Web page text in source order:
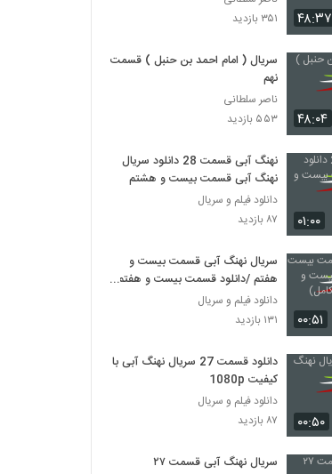
۴۸:۳۷
۳۵۱ بازدید
۴۸:۰۴
سریال ( امام احمد بن حنبل ) قسمت
نهم
ناصر سلطانی
۵۵۳ بازدید
۰۱:۰۰
نهنگ آبی قسمت 28 دانلود سریال
نهنگ آبی قسمت بیست و هشتم
دانلود فیلم و سریال
۸۷ بازدید
۰۰:۵۱
سریال نهنگ آبی قسمت بیست و
هفتم /دانلود قسمت بیست و هفتم
سریال نهنگ ابی(کامل)
دانلود فیلم و سریال
۱۳۱ بازدید
۰۰:۵۰
دانلود قسمت 27 سریال نهنگ آبی با
کیفیت 1080p
دانلود فیلم و سریال
۸۷ بازدید
سریال نهنگ آبی قسمت ۲۷